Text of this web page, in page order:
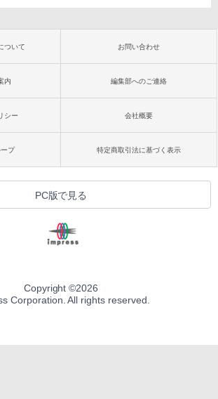
ついて お問い合わせ
内 編集部へのご連絡
シー 会社概要
プ 特定商取引法に基づく表示
PC版で見る
Copyright ©2026
Corporation. All rights reserved.